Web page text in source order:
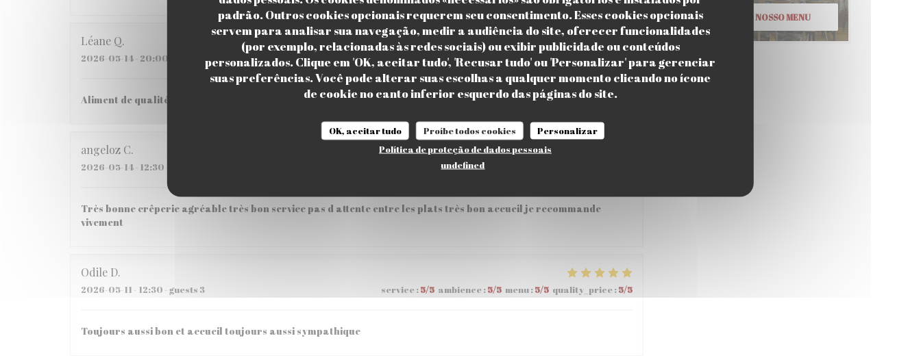
padrão. Outros cookies opcionais requerem seu consentimento. Esses cookies opcionais
servem para analisar sua navegação, medir a audiência do site, oferecer funcionalidades
(por exemplo, relacionadas às redes sociais) ou exibir publicidade ou conteúdos
personalizados. Clique em 'OK, aceitar tudo', 'Recusar tudo' ou 'Personalizar' para gerenciar
suas preferências. Você pode alterar suas escolhas a qualquer momento clicando no ícone
de cookie no canto inferior esquerdo das páginas do site.
OK, aceitar tudo Proíbe todos cookies
Personalizar
Política de proteção de dados pessoais
undefined
Léane Q
2026-05-14 - 20:00 - guests 2 service: 5/5 ambience: 5/5 menu: 5/5 quality_price:4/5
Aliment de qualité, Très bon pas si cher que ça 57,80€ à 2 , personnel tres accueillant et aimable .
angeloz C
2026-05-14- 12:30 - guests 3 ambience:
Très bonne crêperie agréable très bon service pas d attente entre les plats très bon accueil je recommande
vivement
Odile D
2026-05-11 - 12:30 - guests 3 service :5/5 ambience :5/5 menu:5/5 quality_price :5/5
Toujours aussi bon et accueil toujours aussi sympathique
DESCUBRA O NOSSO MENU